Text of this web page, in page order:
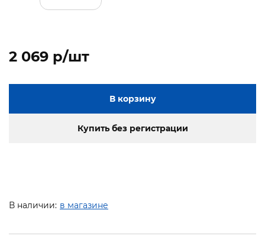
2 069 p/шт
В корзину
Купить без регистрации
В наличии: в магазине